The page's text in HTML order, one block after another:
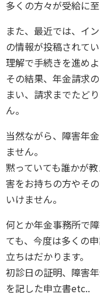
多くの方々が受給に
また、最近では、イ
の情報が投稿されて
理解で手続きを進め
その結果、年金請求
まい、請求までたど
ん。
当然ながら、障害年
ません。
黙っていても誰かが
害をお持ちの方やそ
いけません。
何とか年金事務所で
ても、今度は多くの
立ちはだかります。
初診日の証明、障害
を記した申立書etc..